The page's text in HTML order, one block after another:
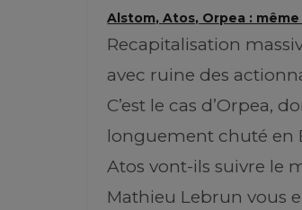
Alstom, Atos, Orpea :
Recapitalisation
avec ruine des
C’est le cas d’Orpea,
longuement chuté en
Atos vont-ils suivre le
Mathieu Lebrun vous